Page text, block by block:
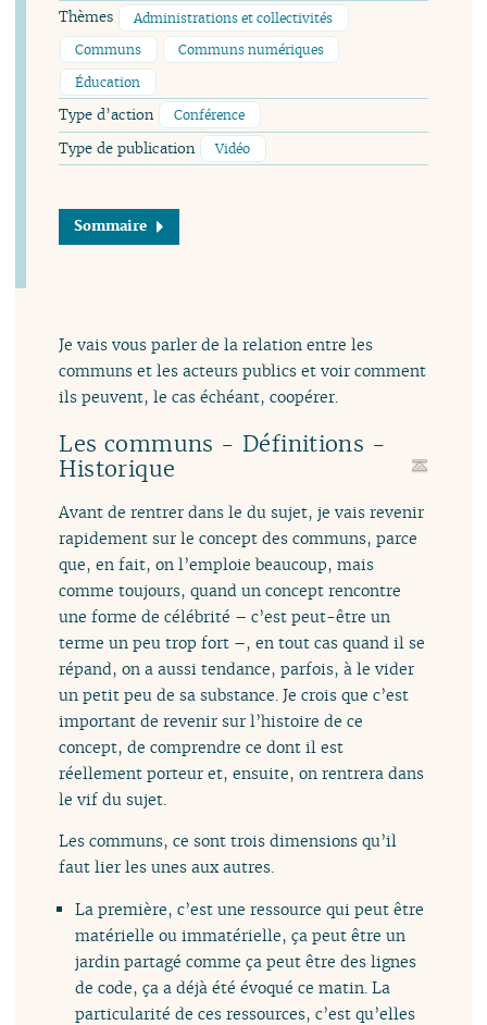
Thèmes
Administrations et collectivités
Communs
Communs numériques
Éducation
Type d’action Conférence
Type de publication Vidéo
Sommaire
Je vais vous parler de la relation entre les
communs et les acteurs publics et voir comment
ils peuvent, le cas échéant, coopérer.
Les communs - Définitions -
Historique
Avant de rentrer dans le du sujet, je vais revenir
rapidement sur le concept des communs, parce
que, en fait, on l’emploie beaucoup, mais
comme toujours, quand un concept rencontre
une forme de célébrité – c’est peut-être un
terme un peu trop fort –, en tout cas quand il se
répand, on a aussi tendance, parfois, à le vider
un petit peu de sa substance. Je crois que c’est
important de revenir sur l’histoire de ce
concept, de comprendre ce dont il est
réellement porteur et, ensuite, on rentrera dans
le vif du sujet.
Les communs, ce sont trois dimensions qu’il
faut lier les unes aux autres.
La première, c’est une ressource qui peut être
matérielle ou immatérielle, ça peut être un
jardin partagé comme ça peut être des lignes
de code, ça a déjà été évoqué ce matin. La
particularité de ces ressources, c’est qu’elles